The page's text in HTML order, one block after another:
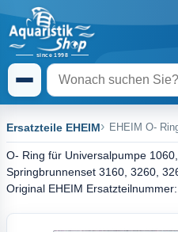
Ersatzteile EHEIM EHEIM O-
O- Ring für Universalpumpe
Springbrunnenset 3160, 3260,
Original EHEIM